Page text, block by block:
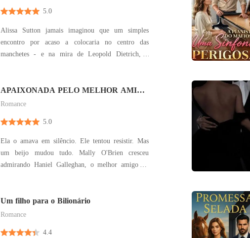
5.0
Alissa Sutton jamais imaginou que um simples
encontro por acaso a colocaria no centro das
manchetes - e na mira de Leopold Dietrich, o
marketing para a rede de hotéis dele rapidamente se
transforma em noites
APAIXONADA PELO MELHOR AMIGO
DO MEU PAI - PARTE 1.
Romance
5.0
Ela o amava em silêncio. Ele tentou resistir. Mas
um beijo mudou tudo. Mally O'Brien cresceu
admirando Haniel Galleghan, o melhor amigo de
reputações, separa famílias e marca vidas para
sempre. Expulsa de casa e r
Um filho para o Bilionário
Romance
4.4